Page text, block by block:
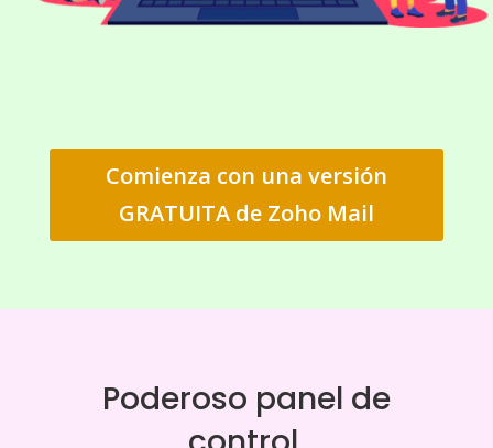
Comienza con una versión
GRATUITA de Zoho Mail
Poderoso panel de